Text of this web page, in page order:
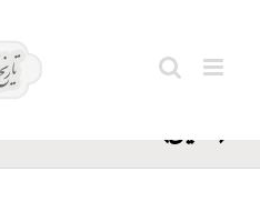
ابراهیم
(خلیل)